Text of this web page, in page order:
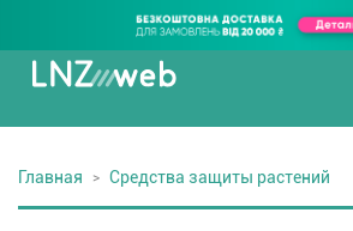
Главная Средства защиты растений